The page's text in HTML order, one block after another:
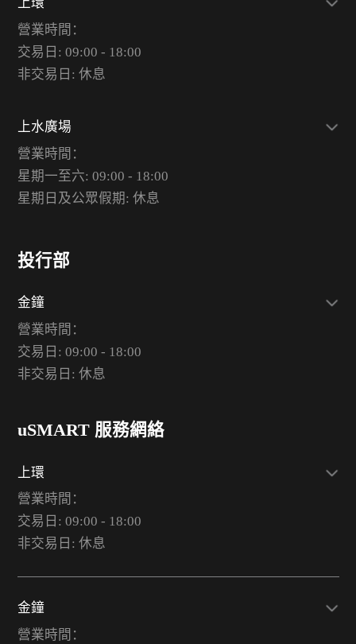
營業時間：
交易日: 09:00 - 18:00
非交易日: 休息
上水廣場
營業時間：
星期一至六: 09:00 - 18:00
星期日及公眾假期: 休息
投行部
金鐘
營業時間：
交易日: 09:00 - 18:00
非交易日: 休息
uSMART 服務網絡
上環
營業時間：
交易日: 09:00 - 18:00
非交易日: 休息
金鐘
營業時間：